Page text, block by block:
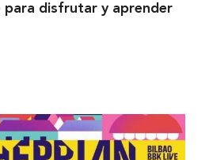
para disfrutar y aprender